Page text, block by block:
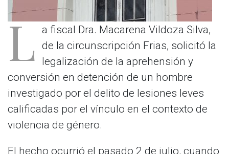
L a fiscal Dra. Macarena Vildoza Silva,
de la circunscripción Frias, solicitó la
legalización de la aprehensión y
conversión en detención de un hombre
investigado por el delito de lesiones leves
calificadas por el vínculo en el contexto de
violencia de género.
El hecho ocurrió el pasado 2 de julio, cuando